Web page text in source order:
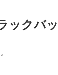
ックバ